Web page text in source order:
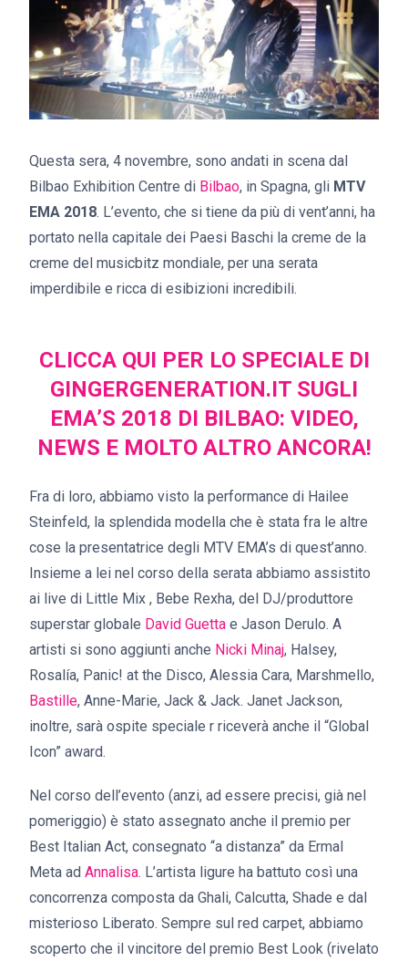
Questa sera, 4 novembre, sono andati in scena dal
Bilbao Exhibition Centre di Bilbao, in Spagna, gli MTV
EMA 2018. L’evento, che si tiene da più di vent’anni, ha
portato nella capitale dei Paesi Baschi la creme de la
creme del musicbitz mondiale, per una serata
imperdibile e ricca di esibizioni incredibili.
CLICCA QUI PER LO SPECIALE DI
GINGERGENERATION.IT SUGLI
EMA’S 2018 DI BILBAO: VIDEO,
NEWS E MOLTO ALTRO ANCORA!
Fra di loro, abbiamo visto la performance di Hailee
Steinfeld, la splendida modella che è stata fra le altre
cose la presentatrice degli MTV EMA’s di quest’anno.
Insieme a lei nel corso della serata abbiamo assistito
ai live di Little Mix , Bebe Rexha, del DJ/produttore
superstar globale David Guetta e Jason Derulo. A
artisti si sono aggiunti anche Nicki Minaj, Halsey,
Rosalía, Panic! at the Disco, Alessia Cara, Marshmello,
Bastille, Anne-Marie, Jack & Jack. Janet Jackson,
inoltre, sarà ospite speciale r riceverà anche il “Global
Icon” award.
Nel corso dell’evento (anzi, ad essere precisi, già nel
pomeriggio) è stato assegnato anche il premio per
Best Italian Act, consegnato “a distanza” da Ermal
Meta ad Annalisa. L’artista ligure ha battuto così una
concorrenza composta da Ghali, Calcutta, Shade e dal
misterioso Liberato. Sempre sul red carpet, abbiamo
scoperto che il vincitore del premio Best Look (rivelato